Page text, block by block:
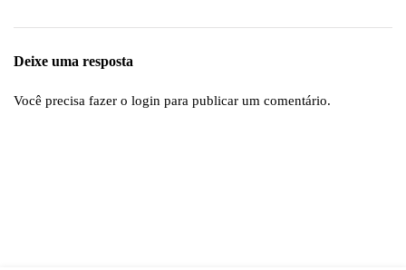
Deixe uma resposta
Você precisa fazer o login para publicar um comentário.